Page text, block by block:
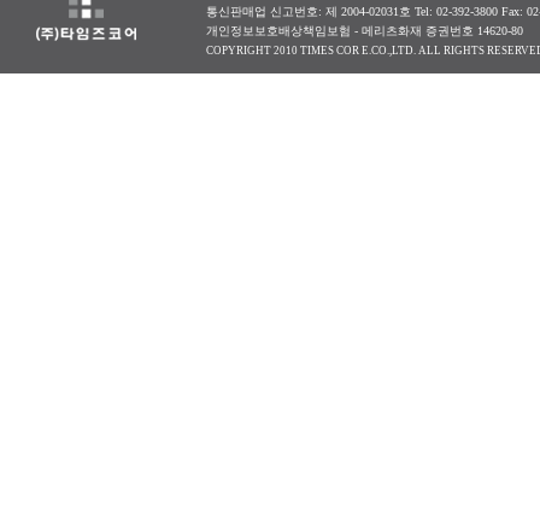
통신판매업 신고번호: 제 2004-02031호 Tel: 02-392-3800 Fax:
개인정보보호배상책임보험 - 메리츠화재 증권번호 14620-80
COPYRIGHT 2010 TIMES COR E.CO.,LTD. ALL RIGHTS